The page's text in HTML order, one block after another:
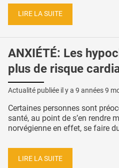
LIRE LA SUITE
ANXIÉTÉ: Les
plus de risque
Actualité publiée il y a 9 années 9
Certaines personnes sont
santé, au point de s’en rendre
norvégienne en effet, se faire
LIRE LA SUITE